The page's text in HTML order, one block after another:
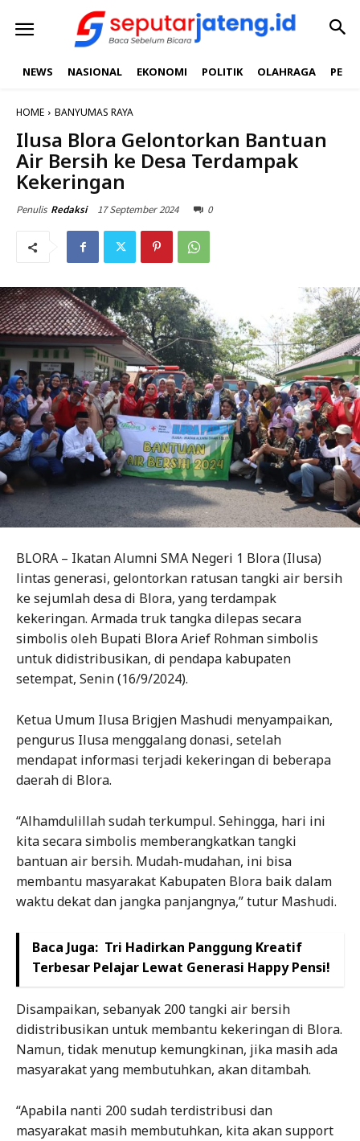
NEWS NASIONAL EKONOMI POLITIK OLAHRAGA
HOME BANYUMAS RAYA
Ilusa Blora Gelontorkan Bantuan
Air Bersih ke Desa Terdampak
Kekeringan
Penulis Redaksi 17 September 2024 0
BLORA – Ikatan Alumni SMA Negeri 1 Blora (Ilusa)
lintas generasi, gelontorkan ratusan tangki air bersih
ke sejumlah desa di Blora, yang terdampak
kekeringan. Armada truk tangka dilepas secara
simbolis oleh Bupati Blora Arief Rohman simbolis
untuk didistribusikan, di pendapa kabupaten
setempat, Senin (16/9/2024).
Ketua Umum Ilusa Brigjen Mashudi menyampaikan,
pengurus Ilusa menggalang donasi, setelah
mendapat informasi terjadi kekeringan di beberapa
daerah di Blora.
“Alhamdulillah sudah terkumpul. Sehingga, hari ini
kita secara simbolis memberangkatkan tangki
bantuan air bersih. Mudah-mudahan, ini bisa
membantu masyarakat Kabupaten Blora baik dalam
waktu dekat dan jangka panjangnya,” tutur Mashudi.
Baca Juga: Tri Hadirkan Panggung Kreatif
Terbesar Pelajar Lewat Generasi Happy Pensi!
Disampaikan, sebanyak 200 tangki air bersih
didistribusikan untuk membantu kekeringan di Blora.
Namun, tidak menutup kemungkinan, jika masih ada
masyarakat yang membutuhkan, akan ditambah.
“Apabila nanti 200 sudah terdistribusi dan
masyarakat masih membutuhkan, kita akan support